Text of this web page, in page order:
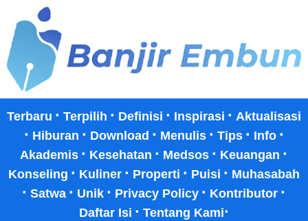
Terbaru · Terpilih · Definisi · Inspirasi · Aktualisasi
· Hiburan · Download · Menulis · Tips · Info ·
Akademis · Kesehatan · Medsos · Keuangan ·
Konseling · Kuliner · Properti · Puisi · Muhasabah
· Satwa · Unik · Privacy Policy · Kontributor ·
Daftar Isi · Tentang Kami·